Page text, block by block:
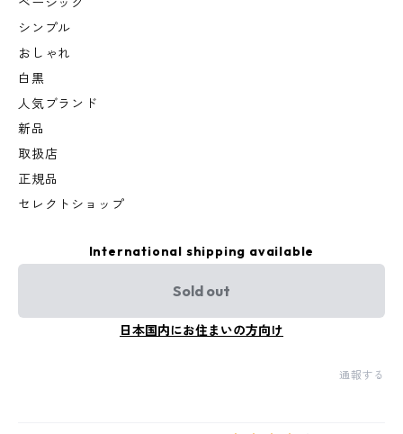
シンプル
おしゃれ
白黒
人気ブランド
新品
取扱店
正規品
セレクトショップ
International shipping available
Sold out
日本国内にお住まいの方向け
通報する